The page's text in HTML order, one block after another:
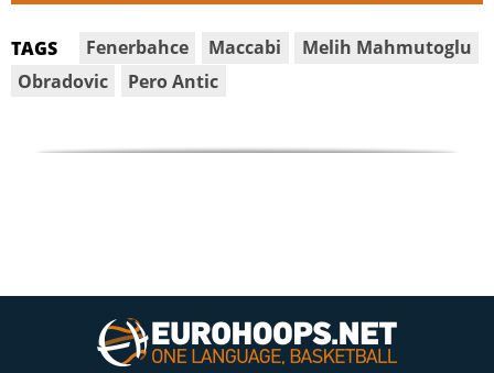
TAGS Fenerbahce Maccabi
Melih Mahmutoglu
Obradovic
Pero Antic